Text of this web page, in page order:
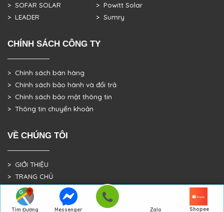
Tìm Đường Messenger Zalo Shopee
> SOFAR SOLAR
> LEADER
> Powitt Solar
> Sumry
CHÍNH SÁCH CÔNG TY
> Chính sách bán hàng
> Chính sách bảo hành và đổi trả
> Chính sách bảo mật thông tin
> Thông tin chuyển khoản
VỀ CHÚNG TÔI
> GIỚI THIỆU
> TRANG CHỦ
> DỰ ÁN THỰC TẾ